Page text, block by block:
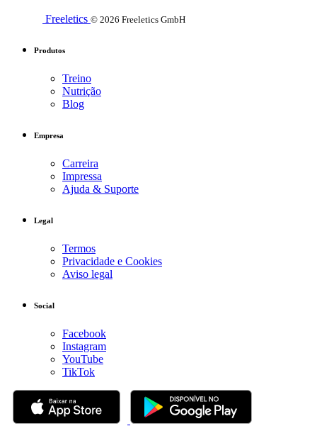
Freeletics © 2026 Freeletics GmbH
Produtos
Treino
Nutrição
Blog
Empresa
Carreira
Impressa
Ajuda & Suporte
Legal
Termos
Privacidade e Cookies
Aviso legal
Social
Facebook
Instagram
YouTube
TikTok